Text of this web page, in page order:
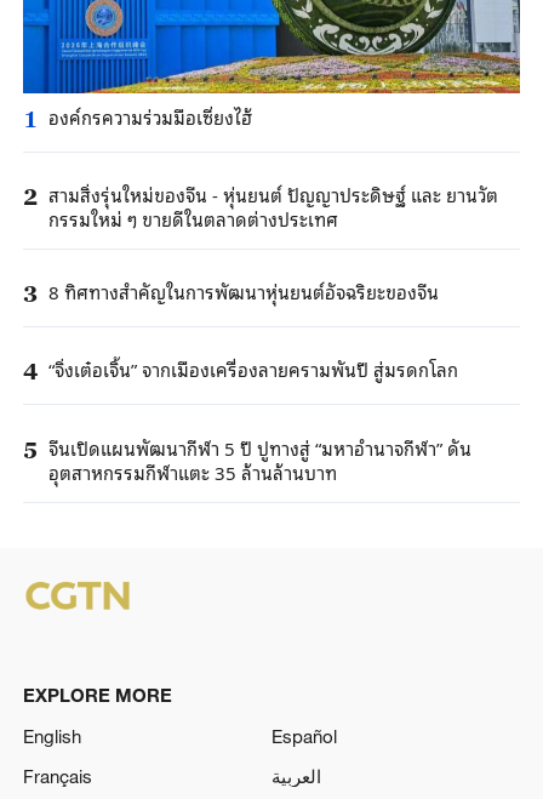
1 องค์กรความร่วมมือเซี่ยงไฮ้
2 สามสิ่งรุ่นใหม่ของจีน - หุ่นยนต์ ปัญญาประดิษฐ์ และ ยานวัต
กรรมใหม่ ๆ ขายดีในตลาดต่างประเทศ
3 8 ทิศทางสำคัญในการพัฒนาหุ่นยนต์อัจฉริยะของจีน
4 “จิ่งเต๋อเจิ้น” จากเมืองเครื่องลายครามพันปี สู่มรดกโลก
5 จีนเปิดแผนพัฒนากีฬา 5 ปี ปูทางสู่ “มหาอำนาจกีฬา” ดัน
อุตสาหกรรมกีฬาแตะ 35 ล้านล้านบาท
EXPLORE MORE
English
Español
Français
العربية